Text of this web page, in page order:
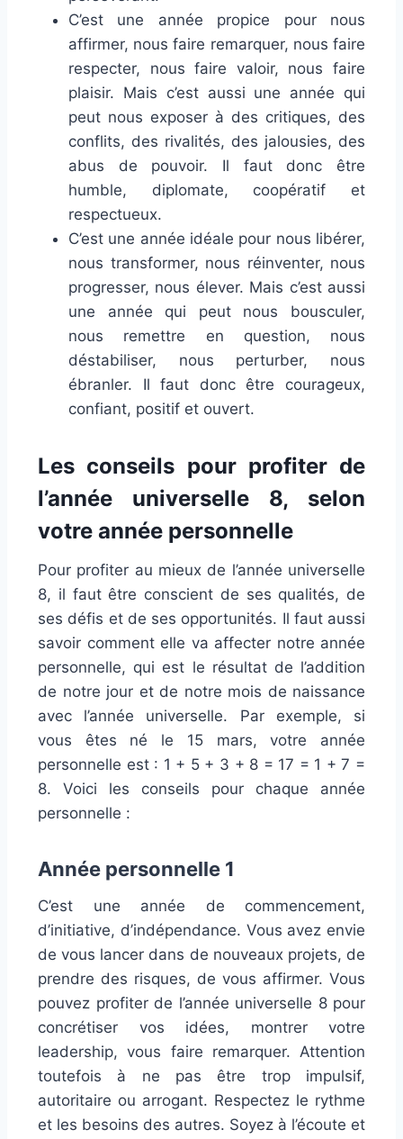
C’est une année propice pour nous
affirmer, nous faire remarquer, nous faire
respecter, nous faire valoir, nous faire
plaisir. Mais c’est aussi une année qui
peut nous exposer à des critiques, des
conflits, des rivalités, des jalousies, des
abus de pouvoir. Il faut donc être
humble, diplomate, coopératif et
respectueux.
C’est une année idéale pour nous libérer,
nous transformer, nous réinventer, nous
progresser, nous élever. Mais c’est aussi
une année qui peut nous bousculer,
nous remettre en question, nous
déstabiliser, nous perturber, nous
ébranler. Il faut donc être courageux,
confiant, positif et ouvert.
Les conseils pour profiter de
l’année universelle 8, selon
votre année personnelle
Pour profiter au mieux de l’année universelle
8, il faut être conscient de ses qualités, de
ses défis et de ses opportunités. Il faut aussi
savoir comment elle va affecter notre année
personnelle, qui est le résultat de l’addition
de notre jour et de notre mois de naissance
avec l’année universelle. Par exemple, si
vous êtes né le 15 mars, votre année
personnelle est : 1 + 5 + 3 + 8 = 17 = 1 + 7 =
8. Voici les conseils pour chaque année
personnelle :
Année personnelle 1
C’est une année de commencement,
d’initiative, d’indépendance. Vous avez envie
de vous lancer dans de nouveaux projets, de
prendre des risques, de vous affirmer. Vous
pouvez profiter de l’année universelle 8 pour
concrétiser vos idées, montrer votre
leadership, vous faire remarquer. Attention
toutefois à ne pas être trop impulsif,
autoritaire ou arrogant. Respectez le rythme
et les besoins des autres. Soyez à l’écoute et